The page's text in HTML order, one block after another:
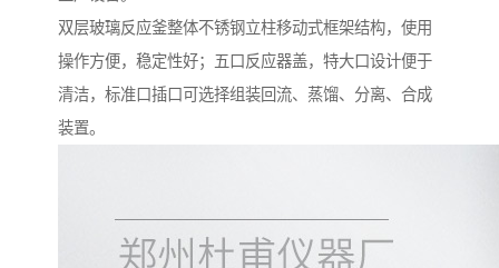
双层玻璃反应釜整体不锈钢立柱移动式框架结构，使用
操作方便，稳定性好；五口反应器盖，特大口设计便于
清洁，标准口插口可选择组装回流、蒸馏、分离、合成
装置。